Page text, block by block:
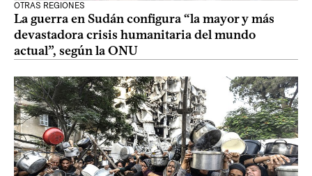
OTRAS REGIONES
La guerra en Sudán configura “la mayor y más
devastadora crisis humanitaria del mundo
actual”, según la ONU